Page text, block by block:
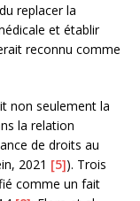
replacer la
et établir
reconnu comme
non seulement la
la relation
de droits au
2021 [5]). Trois
comme un fait